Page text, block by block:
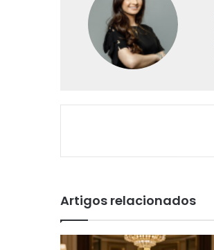
Artigos relacionados